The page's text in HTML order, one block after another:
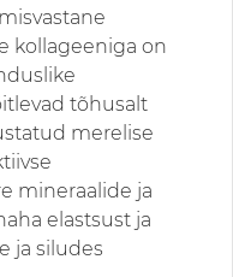
kollageeniga on
tõhusalt
merelise
mineraalide ja
elastsust ja
ja siludes